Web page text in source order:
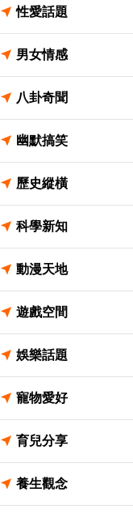
性愛話題
男女情感
八卦奇聞
幽默搞笑
歷史縱橫
科學新知
動漫天地
遊戲空間
娛樂話題
寵物愛好
育兒分享
養生觀念